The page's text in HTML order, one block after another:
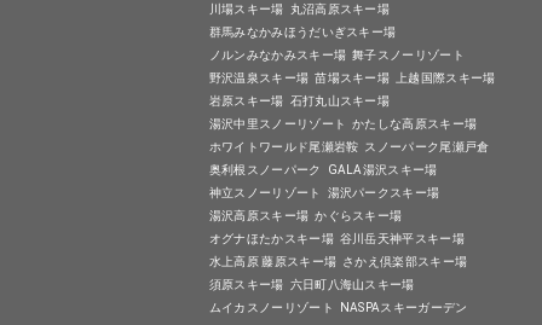
川場スキー場
丸沼高原スキー場
群馬みなかみほうだいぎスキー場
ノルンみなかみスキー場 舞子スノーリゾート
野沢温泉スキー場 苗場スキー場
上越国際スキー場
岩原スキー場 石打丸山スキー場
湯沢中里スノーリゾート
かたしな高原スキー場
ホワイトワールド尾瀬岩鞍 スノーパーク尾瀬戸倉
奥利根スノーパーク
GALA湯沢スキー場
神立スノーリゾート
湯沢パークスキー場
湯沢高原スキー場 かぐらスキー場
オグナほたかスキー場 谷川岳天神平スキー場
水上高原 藤原スキー場 さかえ倶楽部スキー場
須原スキー場 六日町八海山スキー場
ムイカスノーリゾート
NASPAスキーガーデン